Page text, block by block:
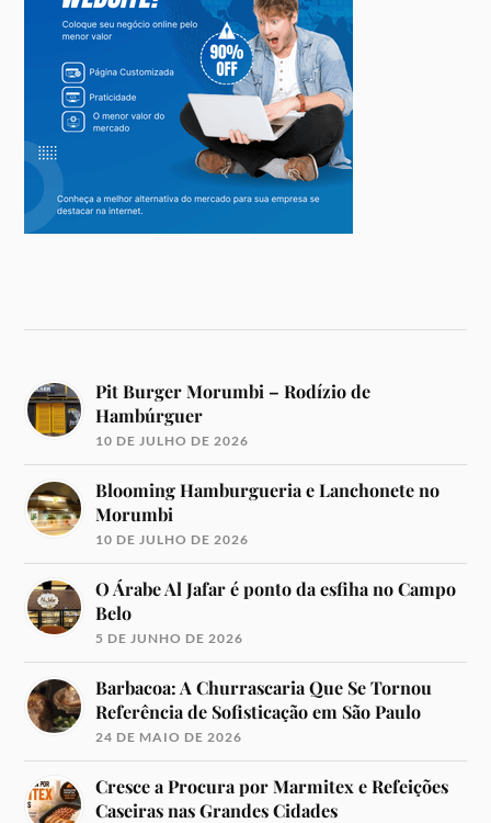
Pit Burger Morumbi – Rodízio de
Hambúrguer
10 DE JULHO DE 2026
Blooming Hamburgueria e Lanchonete no
Morumbi
10 DE JULHO DE 2026
O Árabe Al Jafar é ponto da esfiha no Campo
Belo
5 DE JUNHO DE 2026
Barbacoa: A Churrascaria Que Se Tornou
Referência de Sofisticação em São Paulo
24 DE MAIO DE 2026
Cresce a Procura por Marmitex e Refeições
Caseiras nas Grandes Cidades